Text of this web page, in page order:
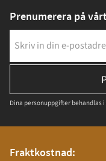
Prenumerera på
Dina personuppgifter behandlas
Fraktkostnad: